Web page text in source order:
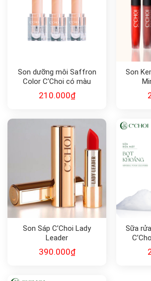
Son dưỡng môi Saffron
Color C’Choi có màu
210.000₫
Son
Son Sáp C’Choi Lady
Leader
390.000₫
Sữa